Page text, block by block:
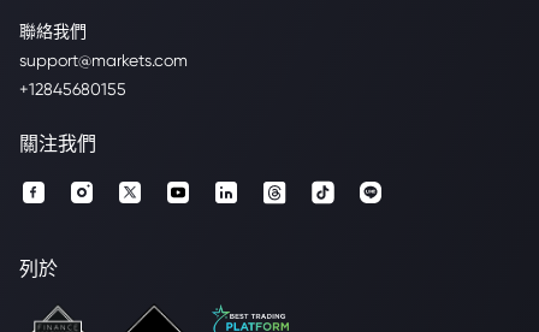
聯絡我們
support@markets.com
+12845680155
關注我們
列於